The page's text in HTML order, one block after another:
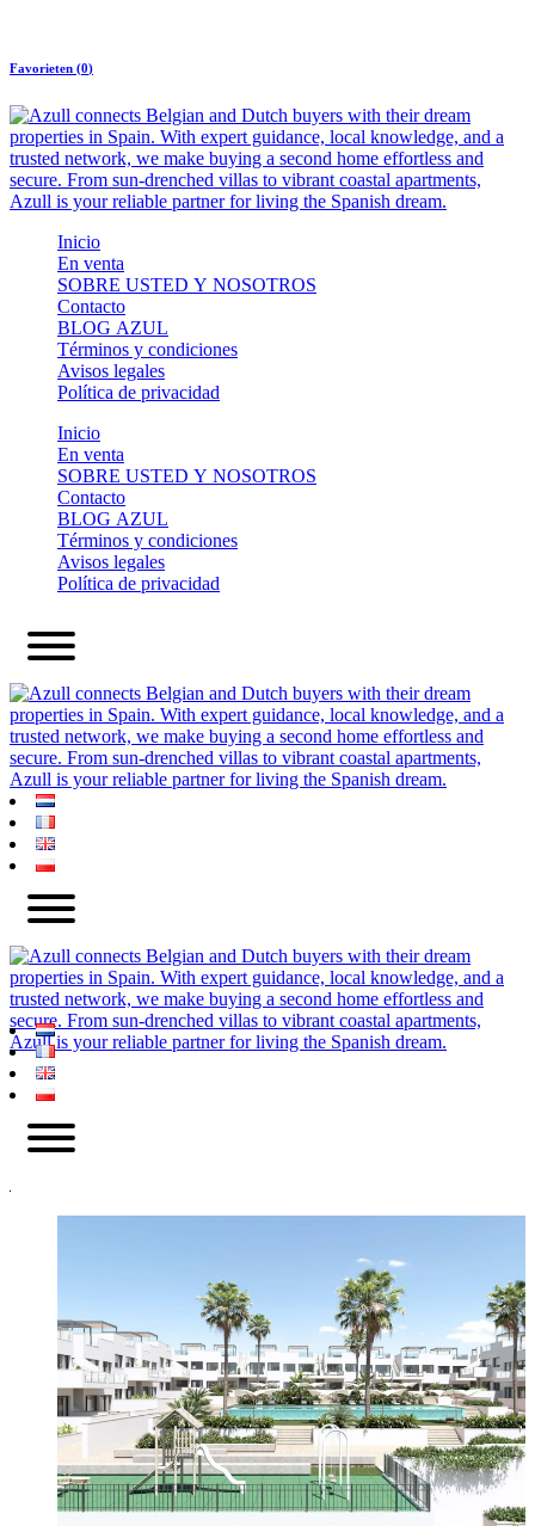
Favorieten (0)
Inicio
En venta
SOBRE USTED Y NOSOTROS
Contacto
BLOG AZUL
Términos y condiciones
Avisos legales
Política de privacidad
Inicio
En venta
SOBRE USTED Y NOSOTROS
Contacto
BLOG AZUL
Términos y condiciones
Avisos legales
Política de privacidad